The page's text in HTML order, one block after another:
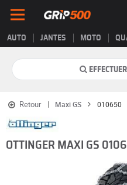
AUTO JANTES MOTO
Retour Maxi GS 010650
OTTINGER MAXI GS